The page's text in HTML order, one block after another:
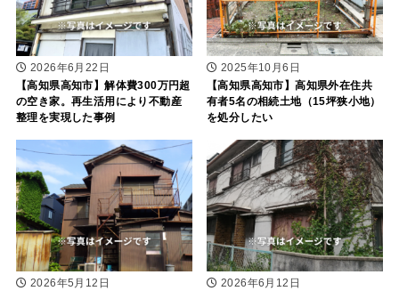
2026年6月22日
【高知県高知市】解体費300万円超
の空き家。再生活用により不動産
整理を実現した事例
2025年10月6日
【高知県高知市】高知県外在住共
有者5名の相続土地（15坪狭小地）
を処分したい
2026年5月12日
2026年6月12日